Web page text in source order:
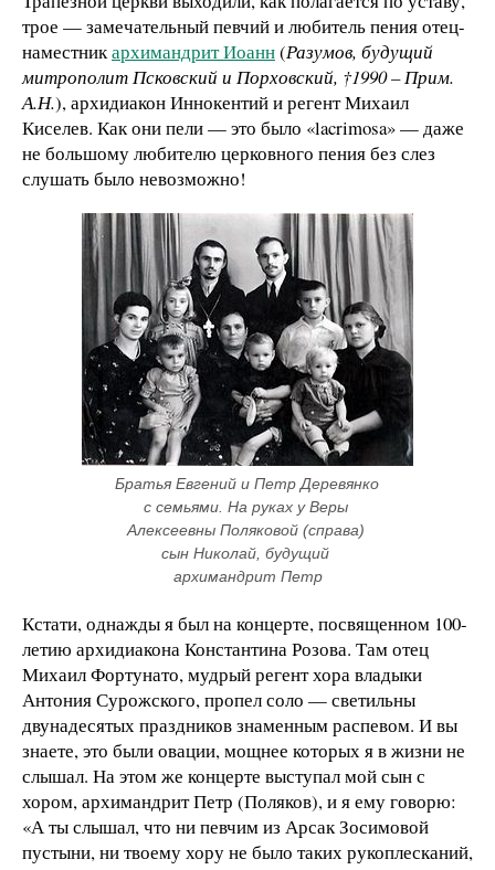
трое — замечательный певчий и любитель пения отец-
наместникархимандрит Иоанн(Разумов, будущий
митрополит Псковский и Порховский, †1990 – Прим.
А.Н.), архидиакон Иннокентий и регент Михаил
Киселев. Как они пели — это было «lacrimosa» — даже
не большому любителю церковного пения без слез
слушать было невозможно!
Братья Евгений и Петр Деревянко
с семьями. На руках у Веры
Алексеевны Поляковой (справа)
сын Николай, будущий
архимандрит Петр
Кстати, однажды я был на концерте, посвященном 100-
летию архидиакона Константина Розова. Там отец
Михаил Фортунато, мудрый регент хора владыки
Антония Сурожского, пропел соло — светильны
двунадесятых праздников знаменным распевом. И вы
знаете, это были овации, мощнее которых я в жизни не
слышал. На этом же концерте выступал мой сын с
хором, архимандрит Петр (Поляков), и я ему говорю:
«А ты слышал, что ни певчим из Арсак Зосимовой
пустыни, ни твоему хору не было таких рукоплесканий,